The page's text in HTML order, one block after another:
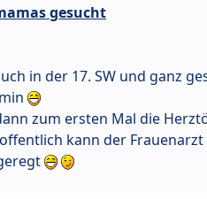
gesucht
in der 17. SW und ganz
zum ersten Mal die
kann der